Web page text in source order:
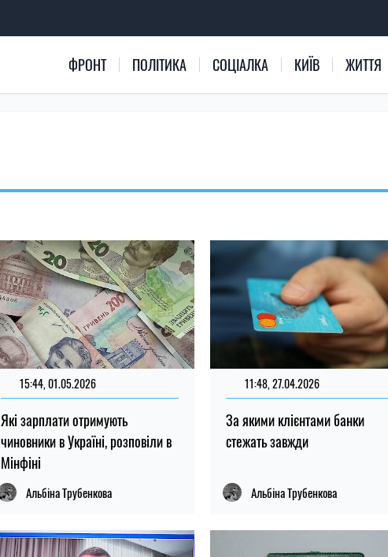
ФРОНТ ПОЛІТИКА СОЦІАЛКА КИЇВ ЖИТТЯ
15:44, 01.05.2026
Які зарплати отримують
чиновники в Україні, розповіли в
Мінфіні
Альбіна Трубенкова
11:48, 27.04.2026
За якими клієнтами банки
стежать завжди
Альбіна Трубенкова